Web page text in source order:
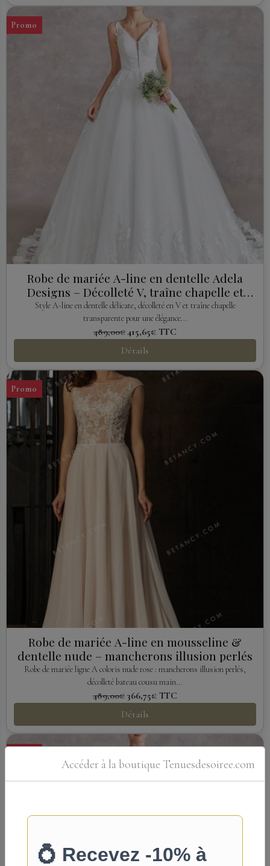
Promo
Robe de mariée A-line en dentelle Adela
Designs – Décolleté V, traîne chapelle et
soutien-gorge intégré
Style A-line en dentelle délicate, décolleté en V et traîne chapelle
transparente pour une élégance...
489,00€415,65€ TTC
Détails
Promo
Robe de mariée A-line en mousseline &
dentelle nude – mancherons illusion perlés
Robe de mariée ligne A coloris nude rose : mancherons illusion perlés,
décolleté bateau cousu main...
489,00€ 366,75€ TTC
Détails
Accéder à la boutique Tenuesdesoiree.com